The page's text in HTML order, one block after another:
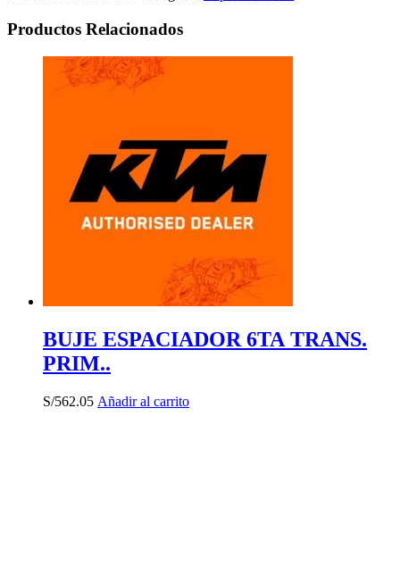
Productos Relacionados
BUJE ESPACIADOR 6TA TRANS.
PRIM..
S/562.05 Añadir al carrito